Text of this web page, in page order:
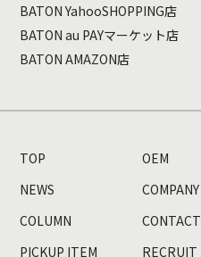
BATON YahooSHOPPING店
BATON au PAYマーケット店
BATON AMAZON店
TOP
NEWS
COLUMN
PICKUP ITEM
OEM
COMPANY
CONTACT
RECRUIT